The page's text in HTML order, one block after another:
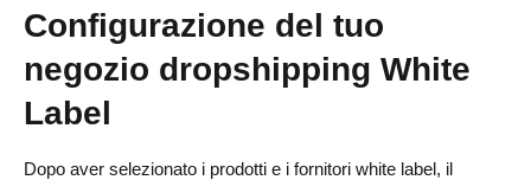
Configurazione del tuo
negozio dropshipping White
Label
Dopo aver selezionato i prodotti e i fornitori white label, il